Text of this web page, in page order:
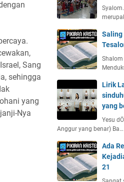
Sang
sehingga
yang
Nya
Saling
Lirik
yang
Yesu
Anggur yang benar) Ba…
Ada
21